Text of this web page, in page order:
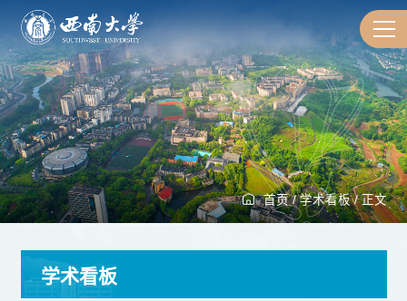
首页/学术看板/正文
学术看板